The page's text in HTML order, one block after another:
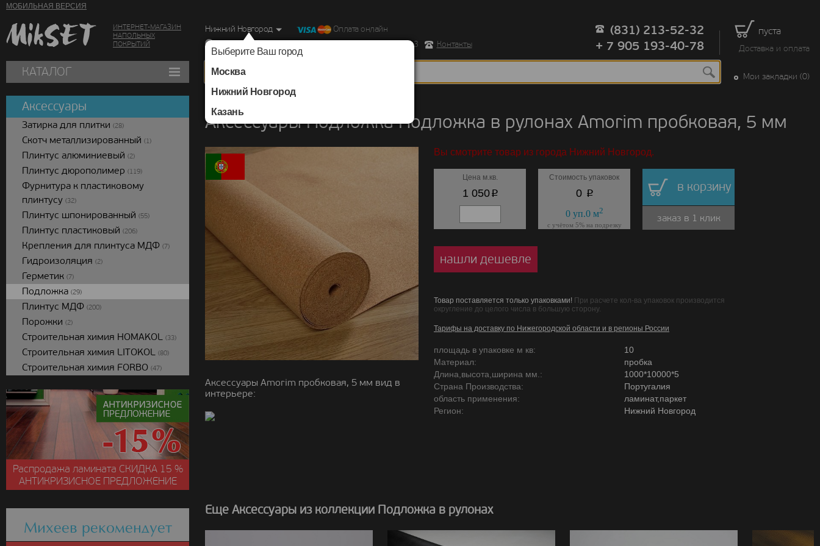
МОБИЛЬНАЯ ВЕРСИЯ
ИНТЕРНЕТ-МАГАЗИН
НАПОЛЬНЫХ
ПОКРЫТИЙ
пуста
Доставка и оплата
Нижний Новгород
Выберите Ваш город
Москва
Нижний Новгород
Казань
Оплата онлайн
г. Нижний Новгород, Ул. Республиканская д.43 корпус 3
Контакты
(831) 213-52-32
+ 7 905 193-40-78
КАТАЛОГ Мои закладки (0)
Аксессуары Подложка Подложка в рулонах Amorim пробковая, 5 мм
Аксессуары Amorim пробковая, 5 мм вид в
интерьере:
Вы смотрите товар из города Нижний Новгород.
Цена м.кв.
1 050p
Стоимость упаковок
0 p
0уп.0м2
с учётом 5% на подрезку
в корзину
заказ в 1 клик
нашли дешевле
Товар поставляется только упаковками! При расчете кол-ва упаковок производится
округление до целого числа в большую сторону.
Тарифы на доставку по Нижегородской области и в регионы России
площадь в упаковке м кв:
10
Материал:
пробка
Длина,высота,ширина мм.:
1000*10000*5
Страна Производства:
Португалия
область применения:
ламинат,паркет
Регион:
Нижний Новгород
Еще Аксессуары из коллекции Подложка в рулонах
Аксессуары
Затирка для плитки (28)
Скотч металлизированный (1)
Плинтус алюминиевый (2)
Плинтус дюрополимер (119)
Фурнитура к пластиковому
плинтусу (32)
Плинтус шпонированный (55)
Плинтус пластиковый (206)
Крепления для плинтуса МДФ (7)
Гидроизоляция (2)
Герметик (7)
Подложка (29)
Плинтус МДФ (200)
Порожки (2)
Строительная химия HOMAKOL (33)
Строительная химия LITOKOL (80)
Строительная химия FORBO (47)
Распродажа ламината СКИДКА15 %
АНТИКРИЗИСНОЕ ПРЕДЛОЖЕНИЕ
Михеев рекомендует